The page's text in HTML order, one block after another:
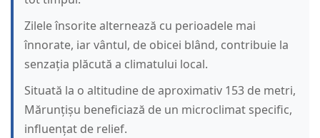
Zilele însorite alternează cu perioadele mai
înnorate, iar vântul, de obicei blând, contribuie la
senzația plăcută a climatului local.
Situată la o altitudine de aproximativ 153 de metri,
Mărunțișu beneficiază de un microclimat specific,
influențat de relief.